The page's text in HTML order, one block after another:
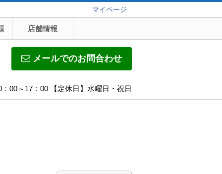
マイページ
店舗情報
メールでのお問合わせ
00～17：00 【定休日】水曜日・祝日